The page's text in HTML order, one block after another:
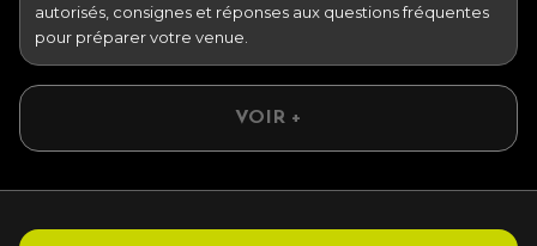
autorisés, consignes et réponses aux questions fréquentes
pour préparer votre venue.
VOIR +